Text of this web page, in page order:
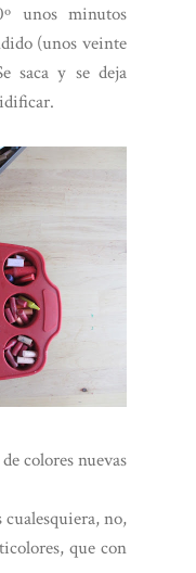
unos minutos
(unos veinte
saca y se deja
colores nuevas
no,
que con